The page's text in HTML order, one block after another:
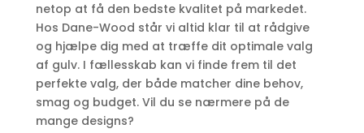
netop at få den bedste kvalitet på markedet.
Hos Dane-Wood står vi altid klar til at rådgive
og hjælpe dig med at træffe dit optimale valg
af gulv. I fællesskab kan vi finde frem til det
perfekte valg, der både matcher dine behov,
smag og budget. Vil du se nærmere på de
mange designs?